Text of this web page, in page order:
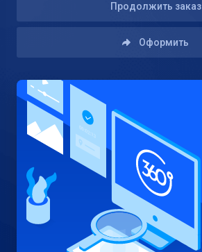
Продолжить заказ
Оформить